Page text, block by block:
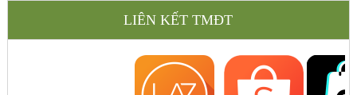
LIÊN KẾT TMĐT